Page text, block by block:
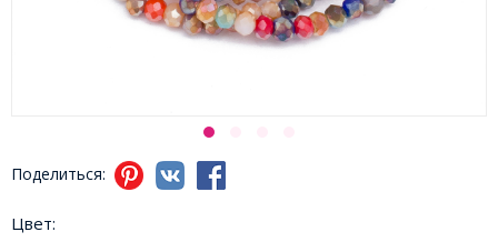
Поделиться:
Цвет: